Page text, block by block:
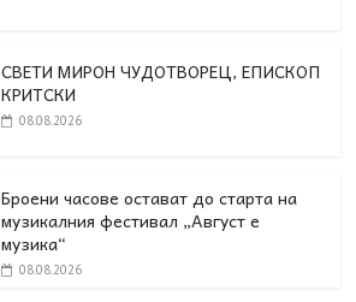
СВЕТИ МИРОН ЧУДОТВОРЕЦ, ЕПИСКОП
КРИТСКИ
08.08.2026
Броени часове остават до старта на
музикалния фестивал „Август е
музика“
08.08.2026